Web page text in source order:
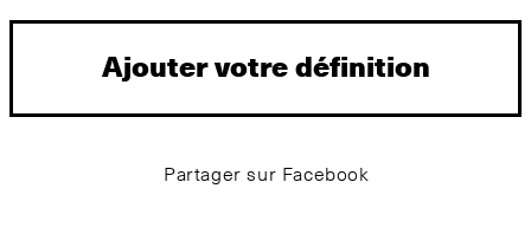
Ajouter votre définition
Partager sur Facebook